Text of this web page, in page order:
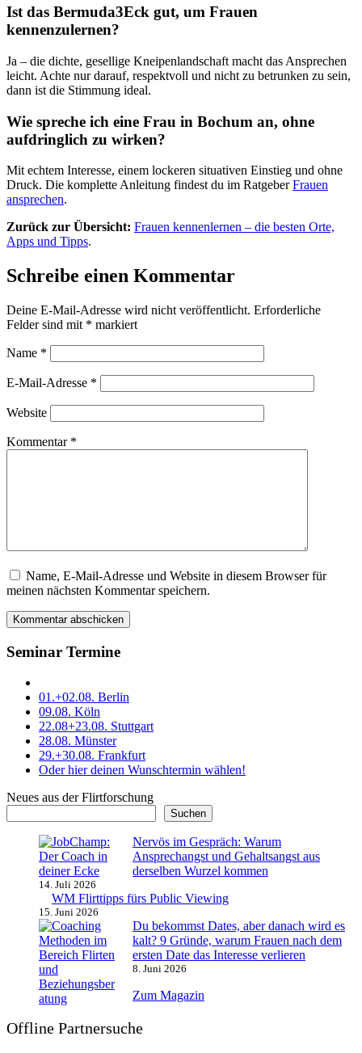
Ist das Bermuda3Eck gut, um Frauen
kennenzulernen?
Ja – die dichte, gesellige Kneipenlandschaft macht das Ansprechen
leicht. Achte nur darauf, respektvoll und nicht zu betrunken zu sein,
dann ist die Stimmung ideal.
Wie spreche ich eine Frau in Bochum an, ohne
aufdringlich zu wirken?
Mit echtem Interesse, einem lockeren situativen Einstieg und ohne
Druck. Die komplette Anleitung findest du im RatgeberFrauen
ansprechen.
Zurück zur Übersicht: Frauen kennenlernen – die besten Orte,
Apps und Tipps.
Schreibe einen Kommentar
Deine E-Mail-Adresse wird nicht veröffentlicht. Erforderliche
Felder sind mit * markiert
Name *
E-Mail-Adresse *
Website
Kommentar *
Dieses
bitte
leer
lassen
Name, E-Mail-Adresse und Website in diesem Browser für
meinen nächsten Kommentar speichern.
Seminar Termine
01.+02.08. Berlin
09.08. Köln
22.08+23.08. Stuttgart
28.08. Münster
29.+30.08. Frankfurt
Oder hier deinen Wunschtermin wählen!
Neues aus der Flirtforschung
Suchen
Nervös im Gespräch: Warum
Ansprechangst und Gehaltsangst aus
derselben Wurzel kommen
14. Juli 2026
WM Flirttipps fürs Public Viewing
15. Juni 2026
Du bekommst Dates, aber danach wird es
kalt? 9 Gründe, warum Frauen nach dem
ersten Date das Interesse verlieren
8. Juni 2026
Zum Magazin
Offline Partnersuche